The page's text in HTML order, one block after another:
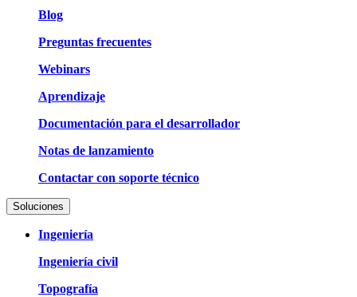
Blog
Preguntas frecuentes
Webinars
Aprendizaje
Documentación para el desarrollador
Notas de lanzamiento
Contactar con soporte técnico
Soluciones
Ingeniería
Ingeniería civil
Topografía